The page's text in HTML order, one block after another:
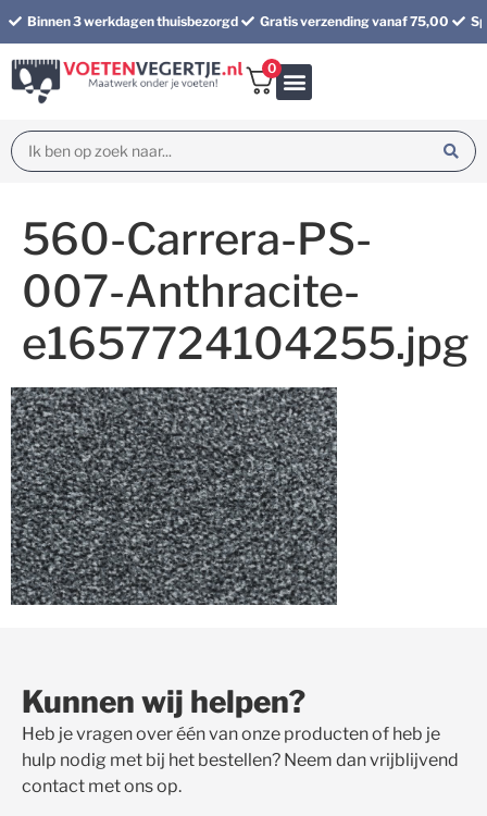
Binnen 3 werkdagen thuisbezorgd Gratis verzending vanaf 75,00
0
560-Carrera-PS-
007-Anthracite-
e1657724104255.jpg
Kunnen wij helpen?
Heb je vragen over één van onze producten of heb je
hulp nodig met bij het bestellen? Neem dan vrijblijvend
contact met ons op.